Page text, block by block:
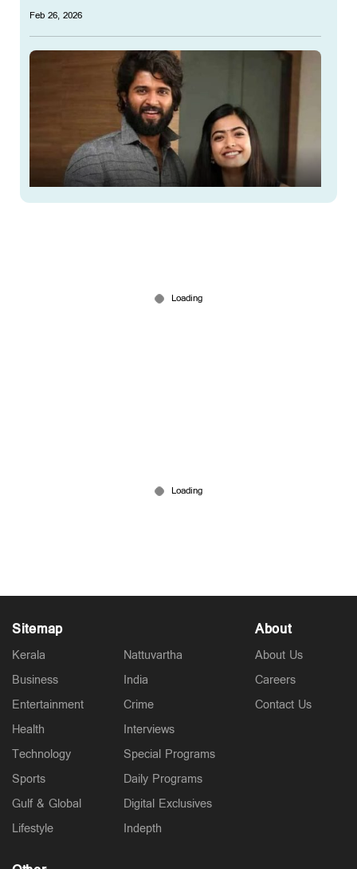
Feb 26, 2026
വിവാഹവേദിയില്‍ വധുവിന് നേരെ വെടിയുതിര്‍ത്ത്
Sitemap
Kerala
Business
Entertainment
Health
Technology
Sports
Gulf & Global
Lifestyle
Nattuvartha
India
Crime
Interviews
Special Programs
Daily Programs
Digital Exclusives
Indepth
About
About Us
Careers
Contact Us